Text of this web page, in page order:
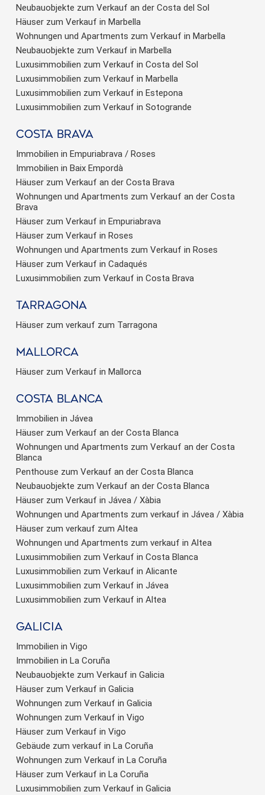
Neubauobjekte zum Verkauf an der Costa del Sol
Häuser zum Verkauf in Marbella
Wohnungen und Apartments zum Verkauf in Marbella
Neubauobjekte zum Verkauf in Marbella
Luxusimmobilien zum Verkauf in Costa del Sol
Luxusimmobilien zum Verkauf in Marbella
Luxusimmobilien zum Verkauf in Estepona
Luxusimmobilien zum Verkauf in Sotogrande
Costa brava
Immobilien in Empuriabrava / Roses
Immobilien in Baix Empordà
Häuser zum Verkauf an der Costa Brava
Wohnungen und Apartments zum Verkauf an der Costa
Brava
Häuser zum Verkauf in Empuriabrava
Häuser zum Verkauf in Roses
Wohnungen und Apartments zum Verkauf in Roses
Häuser zum Verkauf in Cadaqués
Luxusimmobilien zum Verkauf in Costa Brava
Tarragona
Häuser zum verkauf zum Tarragona
Mallorca
Häuser zum Verkauf in Mallorca
Costa Blanca
Immobilien in Jávea
Häuser zum Verkauf an der Costa Blanca
Wohnungen und Apartments zum Verkauf an der Costa
Blanca
Penthouse zum Verkauf an der Costa Blanca
Neubauobjekte zum Verkauf an der Costa Blanca
Häuser zum Verkauf in Jávea / Xàbia
Wohnungen und Apartments zum verkauf in Jávea / Xàbia
Häuser zum verkauf zum Altea
Wohnungen und Apartments zum verkauf in Altea
Luxusimmobilien zum Verkauf in Costa Blanca
Luxusimmobilien zum Verkauf in Alicante
Luxusimmobilien zum Verkauf in Jávea
Luxusimmobilien zum Verkauf in Altea
Galicia
Immobilien in Vigo
Immobilien in La Coruña
Neubauobjekte zum Verkauf in Galicia
Häuser zum Verkauf in Galicia
Wohnungen zum Verkauf in Galicia
Wohnungen zum Verkauf in Vigo
Häuser zum Verkauf in Vigo
Gebäude zum verkauf in La Coruña
Wohnungen zum Verkauf in La Coruña
Häuser zum Verkauf in La Coruña
Luxusimmobilien zum Verkauf in Galicia